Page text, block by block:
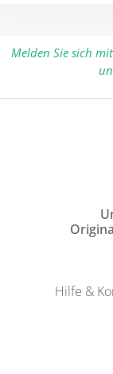
Melden Sie sich
Hilfe &